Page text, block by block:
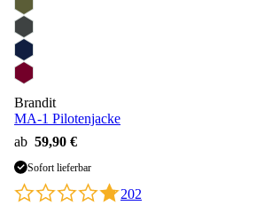
Brandit
MA-1 Pilotenjacke
ab 59,90 €
Sofort lieferbar
202